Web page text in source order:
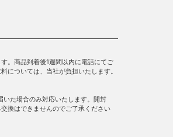
。商品到着後1週間以内に電話にてご
については、当社が負担いたします。
た場合のみ対応いたします。開封
換はできませんのでご了承ください